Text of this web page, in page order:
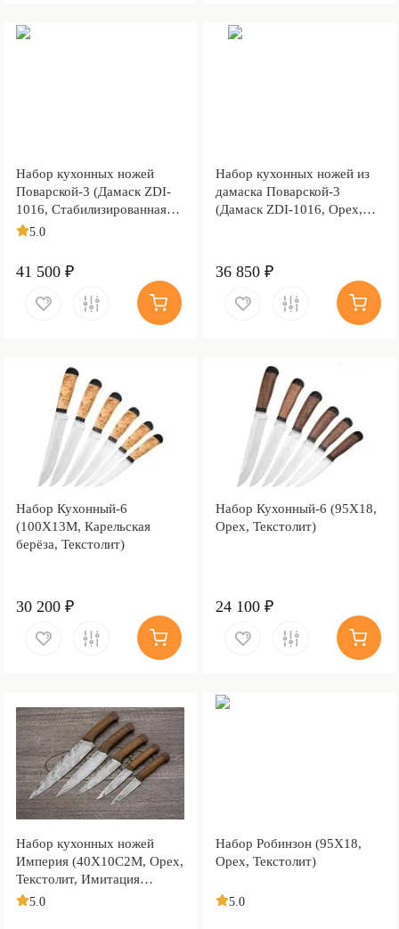
Набор кухонных ножей
Поварской-3 (Дамаск ZDI-
1016, Стабилизированная
карельская береза
5.0
41 500 ₽
Набор кухонных ножей из
дамаска Поварской-3
(Дамаск ZDI-1016, Орех,
36 850 ₽
Набор Кухонный-6
(100Х13М, Карельская
берёза, Текстолит)
30 200 ₽
Набор Кухонный-6 (95Х18,
Орех, Текстолит)
24 100 ₽
Набор кухонных ножей
Империя (40Х10С2М, Орех,
Текстолит, Имитация
дамасского рисунка
5.0
Набор Робинзон (95Х18,
Орех, Текстолит)
5.0